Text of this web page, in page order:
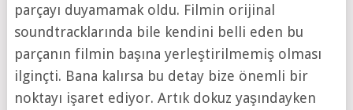
parçayı duyamamak oldu. Filmin orijinal
soundtracklarında bile kendini belli eden bu
parçanın filmin başına yerleştirilmemiş olması
ilginçti. Bana kalırsa bu detay bize önemli bir
noktayı işaret ediyor. Artık dokuz yaşındayken